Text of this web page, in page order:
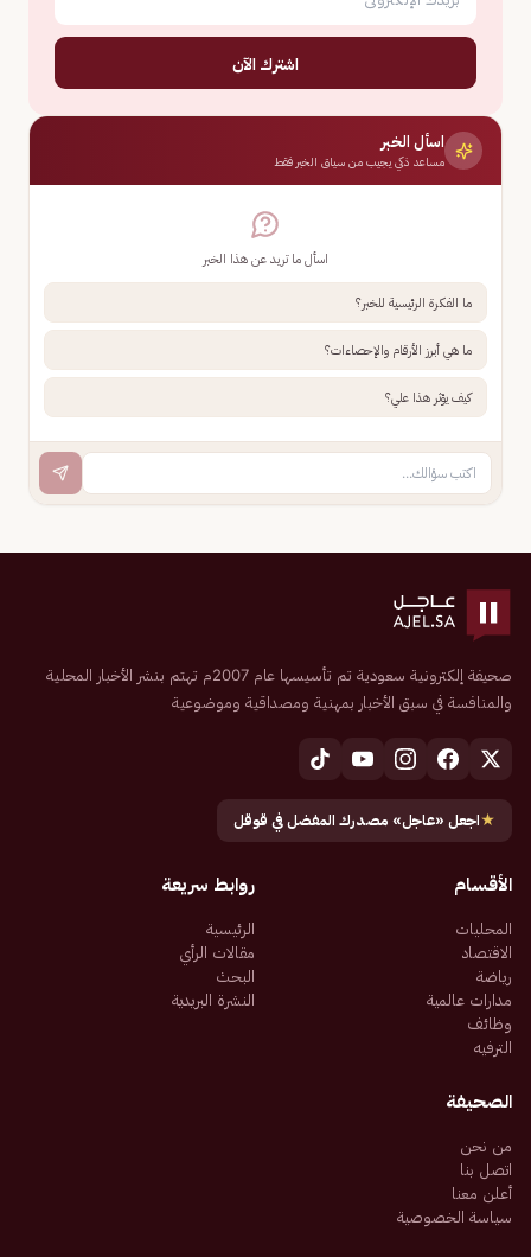
اشترك الآن
اسأل الخبر
مساعد ذكي يجيب من سياق الخبر فقط
اسأل ما تريد عن هذا الخبر
ما الفكرة الرئيسية للخبر؟
ما هي أبرز الأرقام والإحصاءات؟
كيف يؤثر هذا علي؟
صحيفة إلكترونية سعودية تم تأسيسها عام 2007م تهتم بنشر الأخبار المحلية
والمنافسة في سبق الأخبار بمهنية ومصداقية وموضوعية
★اجعل «عاجل» مصدرك المفضل في قوقل
الأقسام
المحليات
الاقتصاد
رياضة
مدارات عالمية
وظائف
الترفيه
روابط سريعة
الرئيسية
مقالات الرأي
البحث
النشرة البريدية
الصحيفة
من نحن
اتصل بنا
أعلن معنا
سياسة الخصوصية